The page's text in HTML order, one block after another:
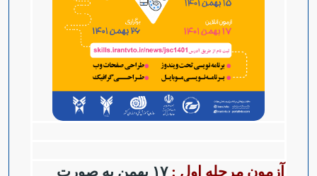
آزمون مرحله اول :
۱۷ بهمن به صورت